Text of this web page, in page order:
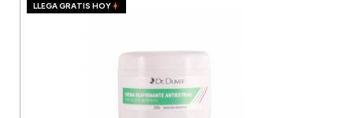
LLEGA GRATIS HOY